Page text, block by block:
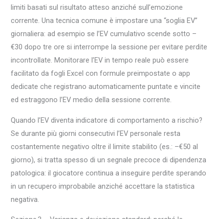
limiti basati sul risultato atteso anziché sull’emozione
corrente. Una tecnica comune è impostare una “soglia EV”
giornaliera: ad esempio se l’EV cumulativo scende sotto –
€30 dopo tre ore si interrompe la sessione per evitare perdite
incontrollate. Monitorare l’EV in tempo reale può essere
facilitato da fogli Excel con formule preimpostate o app
dedicate che registrano automaticamente puntate e vincite
ed estraggono l’EV medio della sessione corrente.
Quando l’EV diventa indicatore di comportamento a rischio?
Se durante più giorni consecutivi l’EV personale resta
costantemente negativo oltre il limite stabilito (es.: –€50 al
giorno), si tratta spesso di un segnale precoce di dipendenza
patologica: il giocatore continua a inseguire perdite sperando
in un recupero improbabile anziché accettare la statistica
negativa.